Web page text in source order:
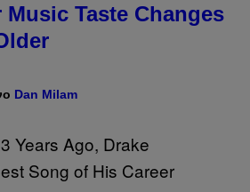
Music Taste Changes
Dan Milam